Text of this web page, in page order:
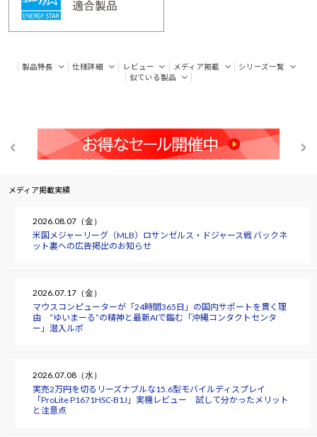
製品特長 仕様詳細 レビュー メディア掲載
シリーズ一覧
似ている製品
メディア掲載実績
2026.08.07（金）
米国メジャーリーグ（MLB）ロサンゼルス・ドジャース戦 バックネ
ット裏への広告掲出のお知らせ
2026.07.17（金）
マウスコンピューターが「24時間365日」の国内サポートを貫く理
由 “ゆいまーる”の精神と最新AIで臨む「沖縄コンタクトセンタ
ー」潜入ルポ
2026.07.08（水）
実売2万円を切るリーズナブルな15.6型モバイルディスプレイ
「ProLite P1671HSC-B1J」実機レビュー 試して分かったメリット
と注意点